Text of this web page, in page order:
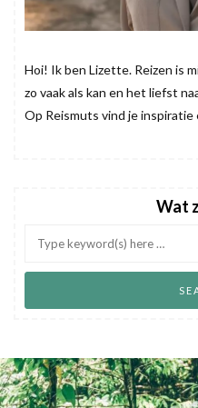
Hoi! Ik ben Lizette. Reizen is
zo vaak als kan en het liefst
Op Reismuts vind je
Wat